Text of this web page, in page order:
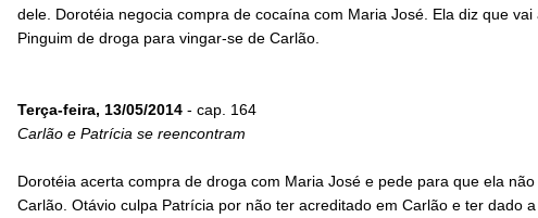
dele. Dorotéia negocia compra de cocaína com Maria José. Ela diz que vai
Pinguim de droga para vingar-se de Carlão.
Terça-feira, 13/05/2014- cap. 164
Carlão e Patrícia se reencontram
Dorotéia acerta compra de droga com Maria José e pede para que ela
Carlão. Otávio culpa Patrícia por não ter acreditado em Carlão e ter dado